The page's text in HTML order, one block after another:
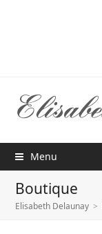
Menu
Boutique
Elisabeth Delaunay >